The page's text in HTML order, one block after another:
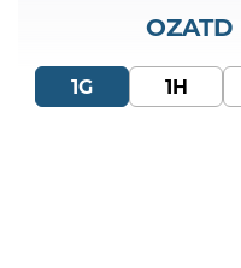
OZATD
1G 1H